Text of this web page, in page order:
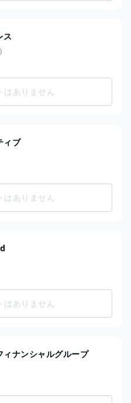
ス
はありません
ィブ
はありません
はありません
ィナンシャルグループ